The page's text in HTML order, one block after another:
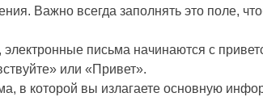
Важно всегда заполнять это поле,
письма начинаются с
или «Привет».
в которой вы излагаете основную